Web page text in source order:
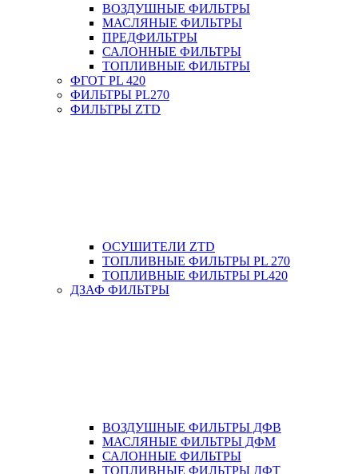
ВОЗДУШНЫЕ ФИЛЬТРЫ
МАСЛЯНЫЕ ФИЛЬТРЫ
ПРЕДФИЛЬТРЫ
САЛОННЫЕ ФИЛЬТРЫ
ТОПЛИВНЫЕ ФИЛЬТРЫ
ФГОТ PL 420
ФИЛЬТРЫ PL270
ФИЛЬТРЫ ZTD
ОСУШИТЕЛИ ZTD
ТОПЛИВНЫЕ ФИЛЬТРЫ PL 270
ТОПЛИВНЫЕ ФИЛЬТРЫ PL420
ДЗАФ ФИЛЬТРЫ
ВОЗДУШНЫЕ ФИЛЬТРЫ ДФВ
МАСЛЯНЫЕ ФИЛЬТРЫ ДФМ
САЛОННЫЕ ФИЛЬТРЫ
ТОПЛИВНЫЕ ФИЛЬТРЫ ДФТ